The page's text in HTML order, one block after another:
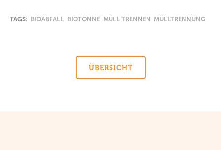
TAGS: BIOABFALL BIOTONNE MÜLL TRENNEN MÜLLTRENNUNG
ÜBERSICHT